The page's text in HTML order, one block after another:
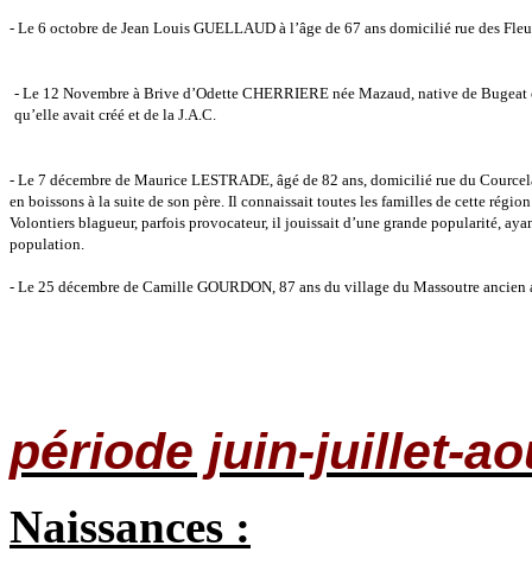
- Le 6 octobre de Jean Louis GUELLAUD à l’âge de 67 ans domicilié rue des
- Le 12 Novembre à Brive d’Odette CHERRIERE née Mazaud, native de
qu’elle avait créé et de la J.A.C.
- Le 7 décembre de Maurice LESTRADE, âgé de 82 ans, domicilié rue du
en boissons à la suite de son père. Il connaissait toutes les familles de cette
Volontiers blagueur, parfois provocateur, il jouissait d’une grande popularité,
population.
- Le 25 décembre de Camille GOURDON, 87 ans du village du Massoutre ancien
période juin-juillet-
Naissances :